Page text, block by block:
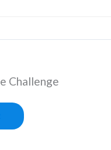
Challenge